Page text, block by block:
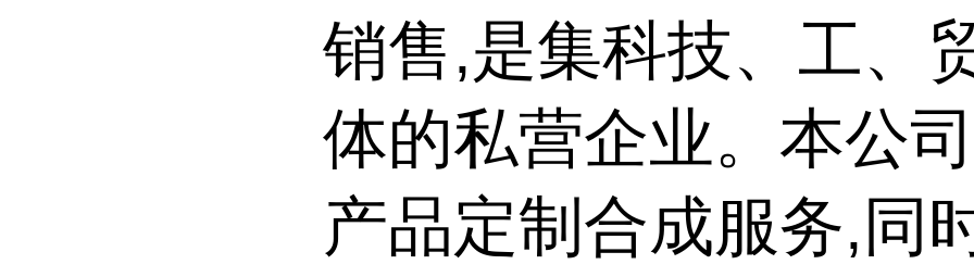
销售,是集科技、工、
体的私营企业。本公
产品定制合成服务,同